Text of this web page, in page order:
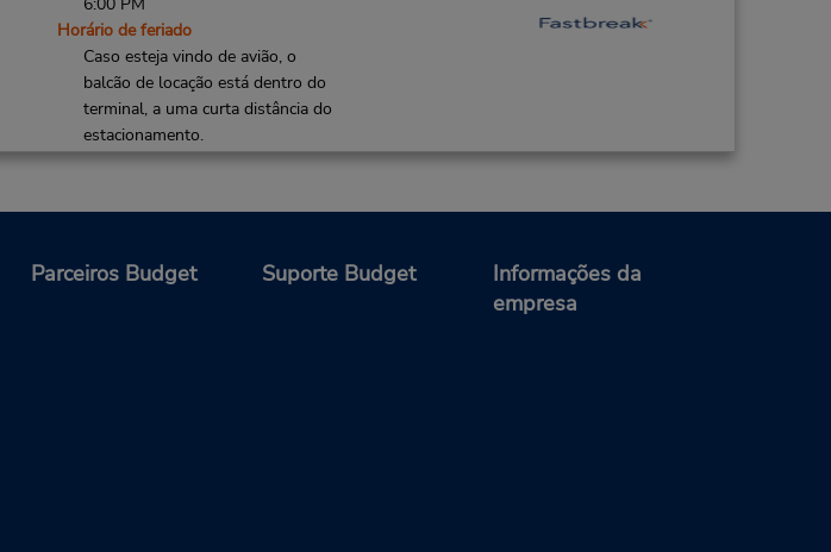
Horário de feriado
Caso esteja vindo de avião, o
balcão de locação está dentro do
terminal, a uma curta distância do
estacionamento.
Parceiros Budget Suporte Budget
Informações da
empresa